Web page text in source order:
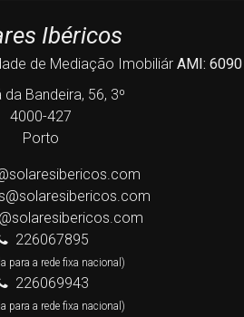
Ibéricos
de Mediação Imobiliár AMI: 6090
da Bandeira, 56, 3º
4000-427
Porto
226067895
para a rede fixa nacional)
226069943
para a rede fixa nacional)